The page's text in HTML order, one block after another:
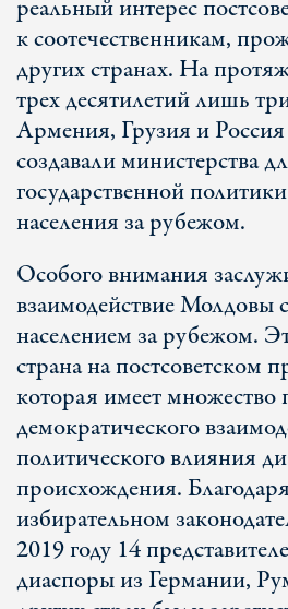
реальный интерес
к соотечественникам,
других странах. На
трех десятилетий лишь
Армения, Грузия и
создавали министерства
государственной
населения за рубежом.
Особого внимания
взаимодействие Молдовы
населением за рубежом.
страна на постсоветском
которая имеет
демократического
политического влияния
происхождения.
избирательном
2019 году 14
диаспоры из Германии,